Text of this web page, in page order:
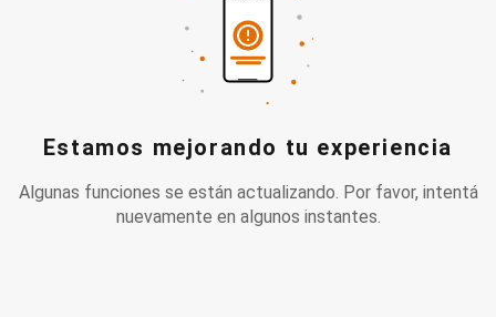
Estamos mejorando tu experiencia
Algunas funciones se están actualizando. Por favor, intentá
nuevamente en algunos instantes.